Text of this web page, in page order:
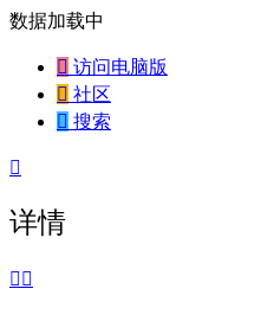
数据加载中
 访问电脑版
 社区
 搜索

详情
 